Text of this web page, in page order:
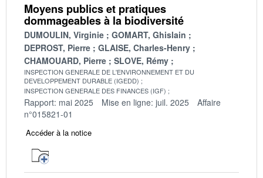
Moyens publics et pratiques
dommageables à la biodiversité
DUMOULIN, Virginie
GOMART, Ghislain
DEPROST, Pierre
GLAISE, Charles-Henry
CHAMOUARD, Pierre
SLOVE, Rémy
INSPECTION GENERALE DE L'ENVIRONNEMENT ET DU
DEVELOPPEMENT DURABLE (IGEDD)
INSPECTION GENERALE DES FINANCES (IGF)
Rapport: mai 2025 Mise en ligne: juil. 2025
Affaire
n°015821-01
Accéder à la notice